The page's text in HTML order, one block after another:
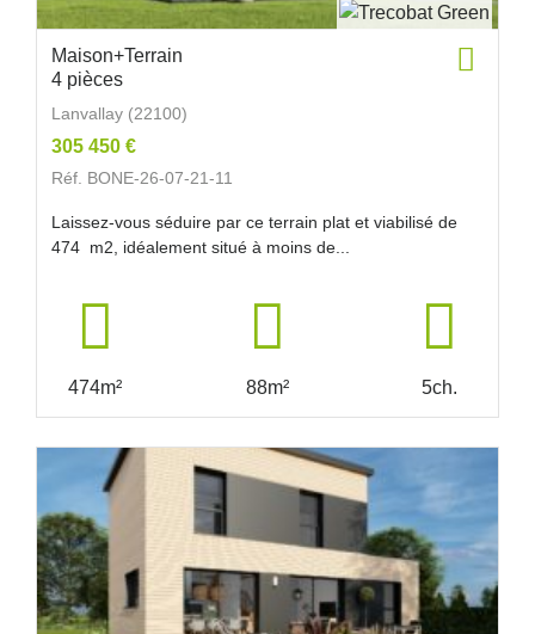
Maison+Terrain
4 pièces
Lanvallay (22100)
305 450 €
Réf. BONE-26-07-21-11
Laissez-vous séduire par ce terrain plat et viabilisé de
474 m2, idéalement situé à moins de...
474m² 88m² 5ch.